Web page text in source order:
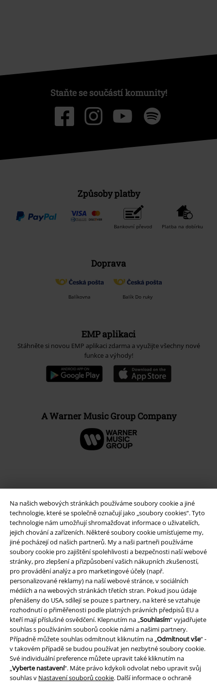
Na našich webových stránkách používáme soubory cookie a jiné
technologie, které se společně označují jako „soubory cookies“. Tyto
technologie nám umožňují shromažďovat informace o uživatelích,
jejich chování a zařízeních. Některé soubory cookie umísťujeme my,
jiné pocházejí od našich partnerů. My a naši partneři používáme
soubory cookie pro zajištění spolehlivosti a bezpečnosti naší webové
stránky, pro zlepšení a přizpůsobení vašich nákupních zkušeností,
pro provádění analýz a pro marketingové účely (např.
personalizované reklamy) na naší webové stránce, v sociálních
médiích a na webových stránkách třetích stran. Pokud jsou údaje
přenášeny do USA, sdílejí se pouze s partnery, na které se vztahuje
rozhodnutí o přiměřenosti podle platných právních předpisů EU a
kteří mají příslušné osvědčení. Klepnutím na „Souhlasím“ vyjadřujete
souhlas s používáním souborů cookie námi a našimi partnery.
Případně můžete souhlas odmítnout kliknutím na „Odmítnout vše“ -
v takovém případě se budou používat jen nezbytné soubory cookie.
Své individuální preference můžete upravit také kliknutím na
„Vyberte nastavení“. Máte právo kdykoli odvolat nebo upravit svůj
souhlas v Nastavení souborů cookie. Další informace o ochraně
Staňte se součástí komunity!
Způsoby platby
Bankovní převod Platba na dobírku
Doprava
Balíkovna Balík Do ruky
EMP aplikaci
Stáhněte si novou EMP aplikaci zdarma a využijte všechny nové
funkce a výhody!
A Warner Music Group Company
Právní informace
Podmínky
Prohlášení
Ochrana osobních údajů
Likvidace odpadu a ochrana životního prostředí
Prohlášení o shodě